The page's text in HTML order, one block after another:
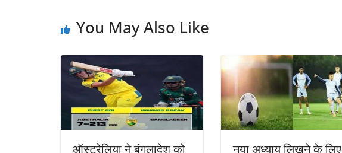
You May Also Like
ऑस्ट्रेलिया ने बंगलादेश को
नया अध्याय लिखने के लिए